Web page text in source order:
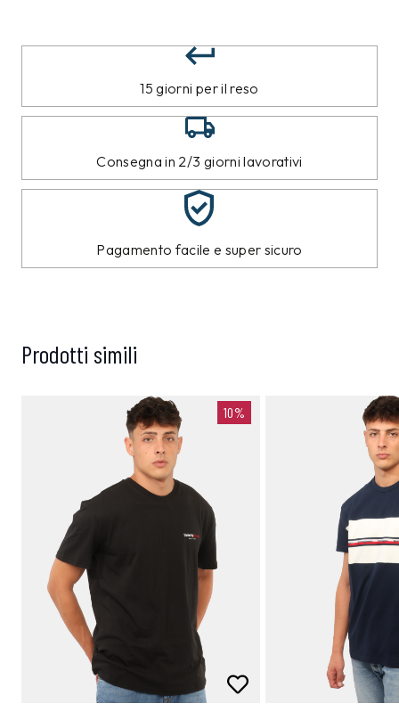
15 giorni per il reso
Consegna in 2/3 giorni lavorativi
Pagamento facile e super sicuro
Prodotti simili
10%